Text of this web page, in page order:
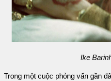
Ike
Trong một cuộc phỏng vấn gần